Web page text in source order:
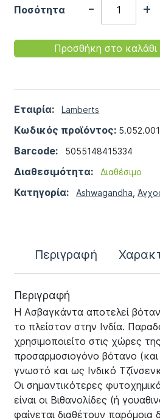
Εταιρία: Lamberts
Κωδικός προϊόντος:
Barcode: 5055148415334
Διαθεσιμότητα: Διαθέσιμο
Κατηγορία:Ashwagandha ,
Ποσότητα - +
Προσθήκη στο καλάθι
Περιγραφή
Περιγραφή
Η Ασβαγκάντα αποτελεί
το πλείστον στην Ινδία.
χρησιμοποιείτο στις χώρες
προσαρμοσιογόνο βότανο
γνωστό και ως Ινδικό
Οι σημαντικότερες
είναι οι Βιθανολίδες (ή
φαίνεται διαθέτουν παρόμοια